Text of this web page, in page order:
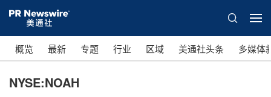
概览 最新 专题 行业 区域 美通社头条 多媒体
NYSE:NOAH